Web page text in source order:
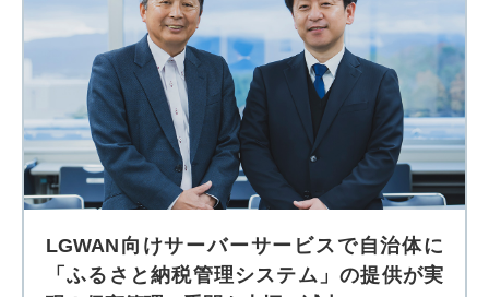
LGWAN向けサーバーサービスで自治体に
「ふるさと納税管理システム」の提供が実